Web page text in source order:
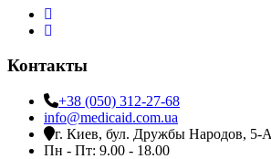
Контакты
+38 (050) 312-27-68
info@medicaid.com.ua
г. Киев, бул. Дружбы Народов, 5-А
Пн - Пт: 9.00 - 18.00